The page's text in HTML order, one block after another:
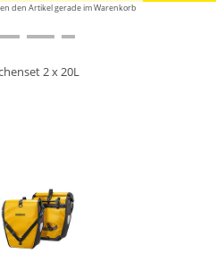
den Artikel gerade im Warenkorb
2 x 20L